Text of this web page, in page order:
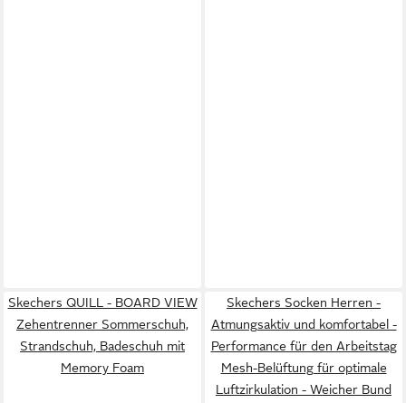
Skechers QUILL - BOARD VIEW
Zehentrenner Sommerschuh,
Strandschuh, Badeschuh mit
Memory Foam
Skechers Socken Herren -
Atmungsaktiv und komfortabel -
Performance für den Arbeitstag
Mesh-Belüftung für optimale
Luftzirkulation - Weicher Bund